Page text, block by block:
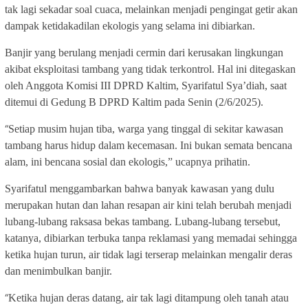
tak lagi sekadar soal cuaca, melainkan menjadi pengingat getir akan
dampak ketidakadilan ekologis yang selama ini dibiarkan.
Banjir yang berulang menjadi cermin dari kerusakan lingkungan
akibat eksploitasi tambang yang tidak terkontrol. Hal ini ditegaskan
oleh Anggota Komisi III DPRD Kaltim, Syarifatul Sya’diah, saat
ditemui di Gedung B DPRD Kaltim pada Senin (2/6/2025).
“Setiap musim hujan tiba, warga yang tinggal di sekitar kawasan
tambang harus hidup dalam kecemasan. Ini bukan semata bencana
alam, ini bencana sosial dan ekologis,” ucapnya prihatin.
Syarifatul menggambarkan bahwa banyak kawasan yang dulu
merupakan hutan dan lahan resapan air kini telah berubah menjadi
lubang-lubang raksasa bekas tambang. Lubang-lubang tersebut,
katanya, dibiarkan terbuka tanpa reklamasi yang memadai sehingga
ketika hujan turun, air tidak lagi terserap melainkan mengalir deras
dan menimbulkan banjir.
“Ketika hujan deras datang, air tak lagi ditampung oleh tanah atau